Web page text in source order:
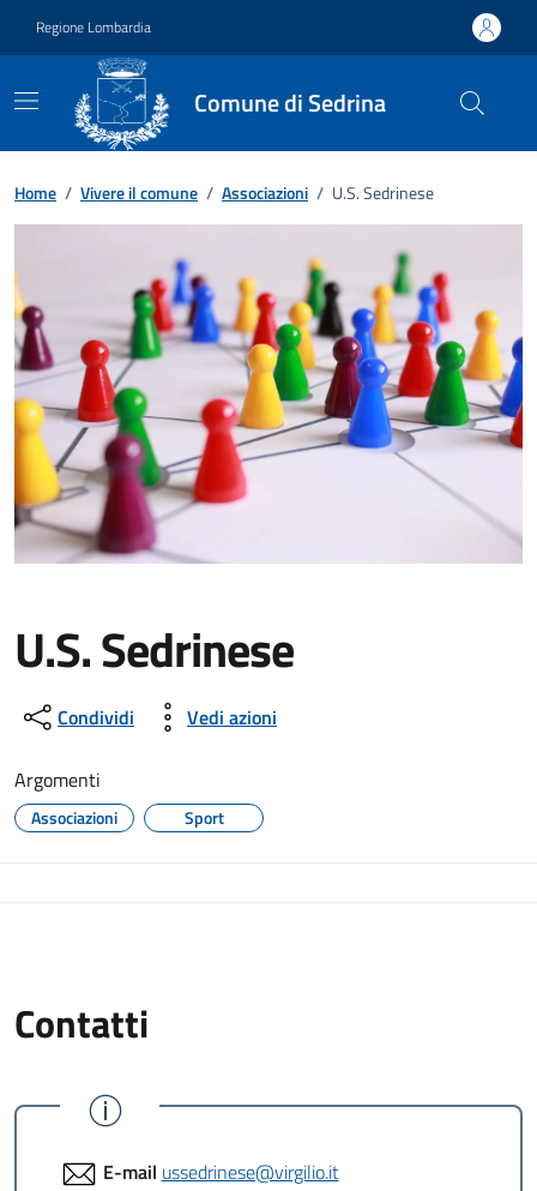
Regione Lombardia
Comune di Sedrina
Home / Vivere il comune / Associazioni / U.S. Sedrinese
U.S. Sedrinese
Condividi Vedi azioni
Argomenti
Associazioni Sport
Contatti
E-mail ussedrinese@virgilio.it